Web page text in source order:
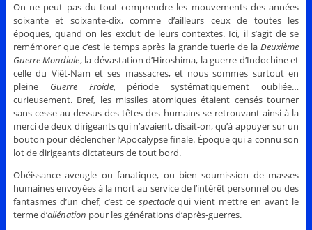
On ne peut pas du tout comprendre les mouvements des années
soixante et soixante-dix, comme d’ailleurs ceux de toutes les
époques, quand on les exclut de leurs contextes. Ici, il s’agit de se
remémorer que c’est le temps après la grande tuerie de laDeuxième
GuerreMondiale, la dévastation d’Hiroshima, la guerre d’Indochine et
celle du Viêt-Nam et ses massacres, et nous sommes surtout en
pleine Guerre Froide, période systématiquement oubliée…
curieusement. Bref, les missiles atomiques étaient censés tourner
sans cesse au-dessus des têtes des humains se retrouvant ainsi à la
merci de deux dirigeants qui n’avaient, disait-on, qu’à appuyer sur un
bouton pour déclencher l’Apocalypse finale. Époque qui a connu son
lot de dirigeants dictateurs de tout bord.
Obéissance aveugle ou fanatique, ou bien soumission de masses
humaines envoyées à la mort au service de l’intérêt personnel ou des
fantasmes d’un chef, c’est ce spectaclequi vient mettre en avant le
terme d’aliénation pour les générations d’après-guerres.